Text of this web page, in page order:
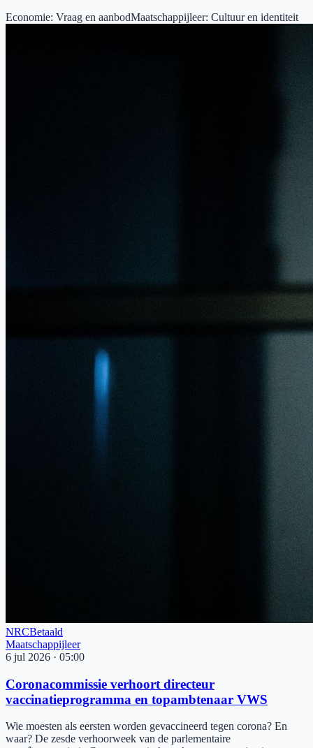
Economie: Vraag en aanbodMaatschappijleer: Cultuur en identiteit
NRCBetaald
Maatschappijleer
6 jul 2026 · 05:00
Coronacommissie verhoort directeur
vaccinatieprogramma en topambtenaar VWS
Wie moesten als eersten worden gevaccineerd tegen corona? En
waar? De zesde verhoorweek van de parlementaire